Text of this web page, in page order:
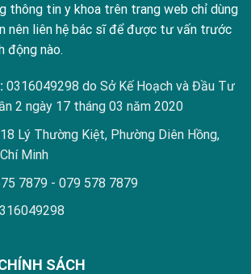
thông tin y khoa trên trang web chỉ dùng
nên liên hệ bác sĩ để được tư vấn trước
động nào.
0316049298 do Sở Kế Hoạch và Đầu Tư
2 ngày 17 tháng 03 năm 2020
Lý Thường Kiệt, Phường Diên Hồng,
Minh
7879- 079 578 7879
SÁCH